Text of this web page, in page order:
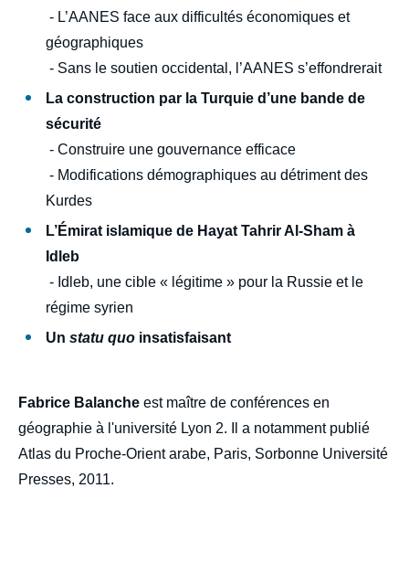
- L’AANES face aux difficultés économiques et
géographiques
- Sans le soutien occidental, l’AANES s’effondrerait
La construction par la Turquie d’une bande de
sécurité
- Construire une gouvernance efficace
- Modifications démographiques au détriment des
Kurdes
L’Émirat islamique de Hayat Tahrir Al-Sham à
Idleb
- Idleb, une cible « légitime » pour la Russie et le
régime syrien
Un statu quo insatisfaisant
Fabrice Balanche est maître de conférences en
géographie à l'université Lyon 2. Il a notamment publié
Atlas du Proche-Orient arabe, Paris, Sorbonne Université
Presses, 2011.
Fabrice BALANCHE, « Syrie : un conflit gelé
Articles, Ifri, 21 juin 2022.
Copier